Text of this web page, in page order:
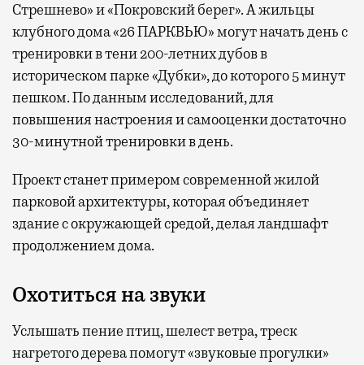
Стрешнево» и «Покровский берег». А жильцы
клубного дома «26 ПАРКВЬЮ» могут начать день с
тренировки в тени 200-летних дубов в
историческом парке «Дубки», до которого 5 минут
пешком. По данным исследований, для
повышения настроения и самооценки достаточно
30-минутной тренировки в день.
Проект станет примером современной жилой
парковой архитектуры, которая объединяет
здание с окружающей средой, делая ландшафт
продолжением дома.
Охотиться на звуки
Услышать пение птиц, шелест ветра, треск
нагретого дерева помогут «звуковые прогулки»